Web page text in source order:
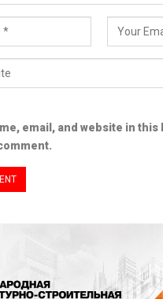
email, and website in